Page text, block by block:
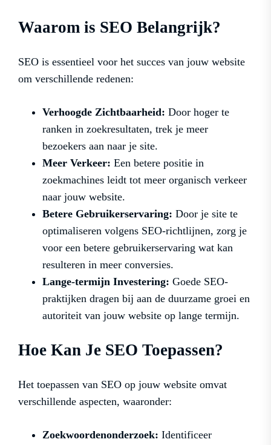
Waarom is SEO Belangrijk?
SEO is essentieel voor het succes van jouw website
om verschillende redenen:
Verhoogde Zichtbaarheid: Door hoger te
ranken in zoekresultaten, trek je meer
bezoekers aan naar je site.
Meer Verkeer: Een betere positie in
zoekmachines leidt tot meer organisch verkeer
naar jouw website.
Betere Gebruikerservaring: Door je site te
optimaliseren volgens SEO-richtlijnen, zorg je
voor een betere gebruikerservaring wat kan
resulteren in meer conversies.
Lange-termijn Investering: Goede SEO-
praktijken dragen bij aan de duurzame groei en
autoriteit van jouw website op lange termijn.
Hoe Kan Je SEO Toepassen?
Het toepassen van SEO op jouw website omvat
verschillende aspecten, waaronder:
Zoekwoordenonderzoek: Identificeer